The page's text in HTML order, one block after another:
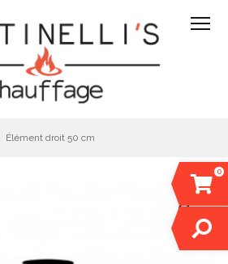
0
Élément droit 50 cm